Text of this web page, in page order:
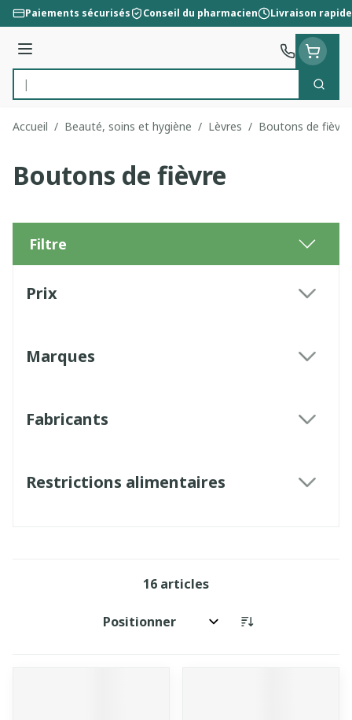
Aller au contenu
Paiements sécurisés Conseil du pharmacien Livraison rapide
Menu
Rechercher
Accueil / Beauté, soins et hygiène / Lèvres / Boutons de fièvre
Boutons de fièvre
Filtre
Prix
Marques
Fabricants
Restrictions alimentaires
16 articles
Trier par: